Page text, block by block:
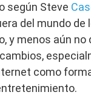
según Steve
del mundo de
y menos aún no
como